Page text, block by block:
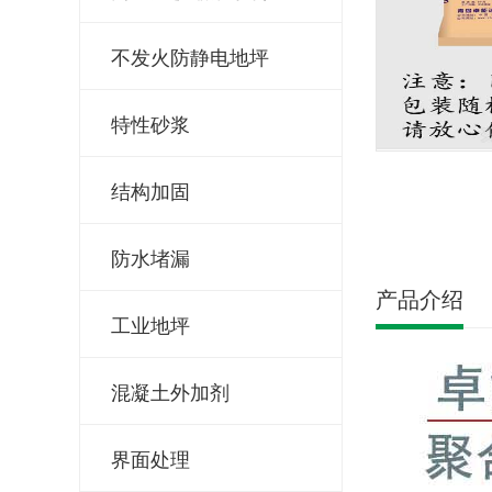
不发火防静电地坪
特性砂浆
结构加固
防水堵漏
工业地坪
混凝土外加剂
界面处理
产品介绍